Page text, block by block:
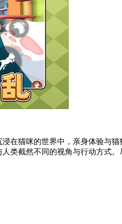
在猫咪的世界中，亲身体验与
类截然不同的视角与行动方式。